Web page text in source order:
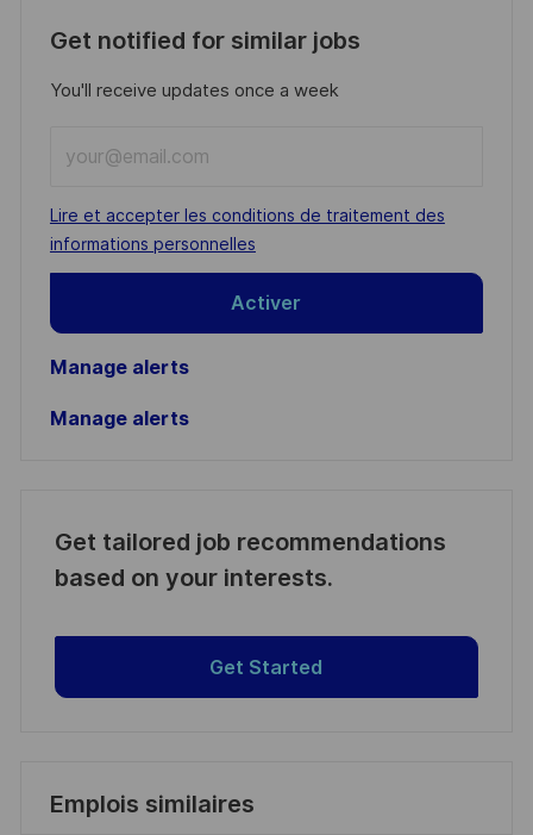
Get notified for similar jobs
You'll receive updates once a week
Email
address
(Required)
Required
Lire et accepter les conditions de traitement des
informations personnelles
Activer
Manage alerts
Manage alerts
Get tailored job recommendations
based on your interests.
Get Started
Emplois similaires